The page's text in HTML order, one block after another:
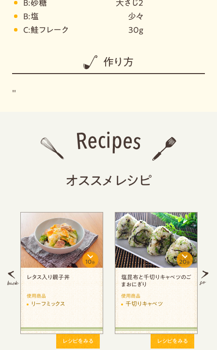
B:砂糖
大さじ2
B:塩
少々
C:鮭フレーク
30g
作り方
"
オススメレシピ
レタス入り親子丼
10分
使用商品
リーフミックス
レシピをみる
塩昆布と千切りキャベツのご
まおにぎり
20分
使用商品
千切りキャベツ
レシピをみる